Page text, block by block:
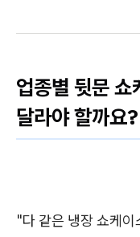
업종별 뒷문 쇼
달라야 할까요?
"다 같은 냉장 쇼케이